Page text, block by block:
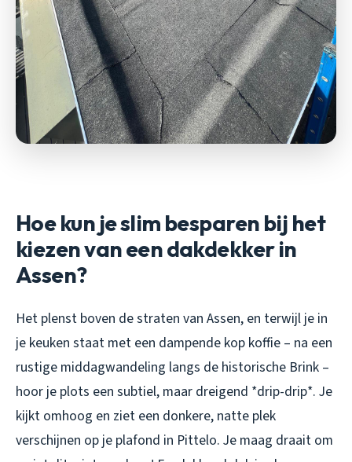
Hoe kun je slim besparen bij het
kiezen van een dakdekker in
Assen?
Het plenst boven de straten van Assen, en terwijl je in
je keuken staat met een dampende kop koffie – na een
rustige middagwandeling langs de historische Brink –
hoor je plots een subtiel, maar dreigend *drip-drip*. Je
kijkt omhoog en ziet een donkere, natte plek
verschijnen op je plafond in Pittelo. Je maag draait om